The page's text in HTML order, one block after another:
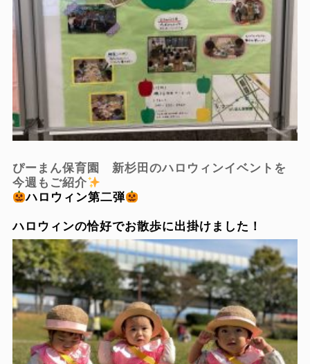
ぴーまん保育園 新杉田のハロウィンイベントを
今週もご紹介
ハロウィン第二弾
ハロウィンの恰好でお散歩に出掛けました！